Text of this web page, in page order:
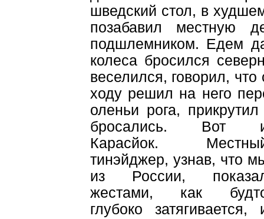
шведский стол, в
позабавил местную
подшлемником. Едем
колеса бросился
веселился, говорил, что
ходу решил на него
оленьи рога,
бросались. Вот
Карасйок.
тинэйджер, узнав, что
из России,
жестами, как
глубоко затягивается,